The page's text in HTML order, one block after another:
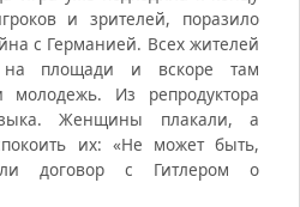
и зрителей, поразило
с Германией. Всех жителей
на площади и вскоре там
молодежь. Из репродуктора
Женщины плакали, а
их: «Не может быть,
договор с Гитлером о